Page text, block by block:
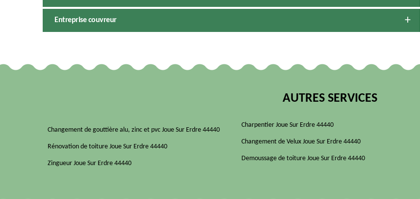
Entreprise couvreur
AUTRES SERVICES
Changement de gouttière alu, zinc et pvc Joue Sur Erdre 44440
Rénovation de toiture Joue Sur Erdre 44440
Zingueur Joue Sur Erdre 44440
Charpentier Joue Sur Erdre 44440
Changement de Velux Joue Sur Erdre 44440
Demoussage de toiture Joue Sur Erdre 44440